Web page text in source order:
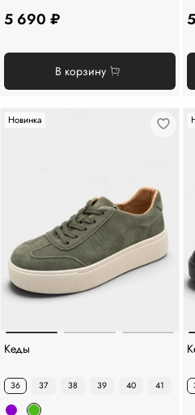
5 690 ₽
В корзину
Новинка
Кеды
36 37 38 39 40 41